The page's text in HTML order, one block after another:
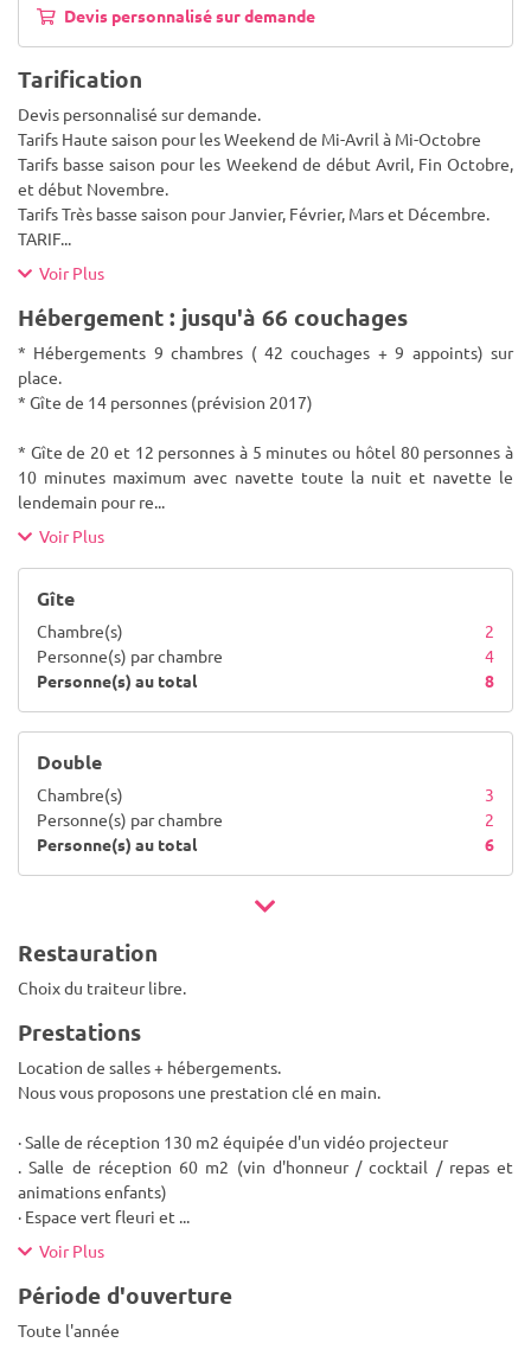
Devis personnalisé sur demande
Tarification
Devis personnalisé sur demande.
Tarifs Haute saison pour les Weekend de Mi-Avril à Mi-Octobre
Tarifs basse saison pour les Weekend de début Avril, Fin Octobre,
et début Novembre.
Tarifs Très basse saison pour Janvier, Février, Mars et Décembre.
TARIF...
Voir Plus
Hébergement : jusqu'à 66 couchages
* Hébergements 9 chambres ( 42 couchages + 9 appoints) sur
place.
* Gîte de 14 personnes (prévision 2017)
* Gîte de 20 et 12 personnes à 5 minutes ou hôtel 80 personnes à
10 minutes maximum avec navette toute la nuit et navette le
lendemain pour re...
Voir Plus
Gîte
Chambre(s)
2
Personne(s) par chambre
4
Personne(s) au total
8
Double
Chambre(s)
3
Personne(s) par chambre
2
Personne(s) au total
6
Restauration
Choix du traiteur libre.
Prestations
Location de salles + hébergements.
Nous vous proposons une prestation clé en main.
· Salle de réception 130 m2 équipée d'un vidéo projecteur
. Salle de réception 60 m2 (vin d'honneur / cocktail / repas et
animations enfants)
· Espace vert fleuri et ...
Voir Plus
Période d'ouverture
Toute l'année